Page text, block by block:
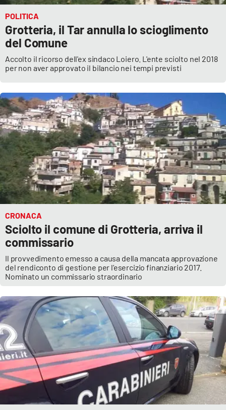
POLITICA
Grotteria, il Tar annulla lo scioglimento
del Comune
Accolto il ricorso dell'ex sindaco Loiero. L'ente sciolto nel 2018
per non aver approvato il bilancio nei tempi previsti
CRONACA
Sciolto il comune di Grotteria, arriva il
commissario
Il provvedimento emesso a causa della mancata approvazione
del rendiconto di gestione per l’esercizio finanziario 2017.
Nominato un commissario straordinario